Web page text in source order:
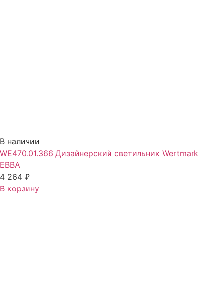
В наличии
WE470.01.366 Дизайнерский светильник Wertmark
EBBA
4 264 ₽
В корзину